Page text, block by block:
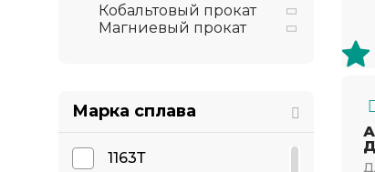
Кобальтовый прокат
Магниевый прокат
Марка сплава
1163Т